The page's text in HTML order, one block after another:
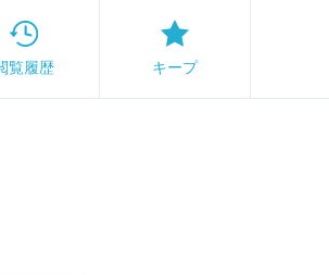
覧履歴 キープ